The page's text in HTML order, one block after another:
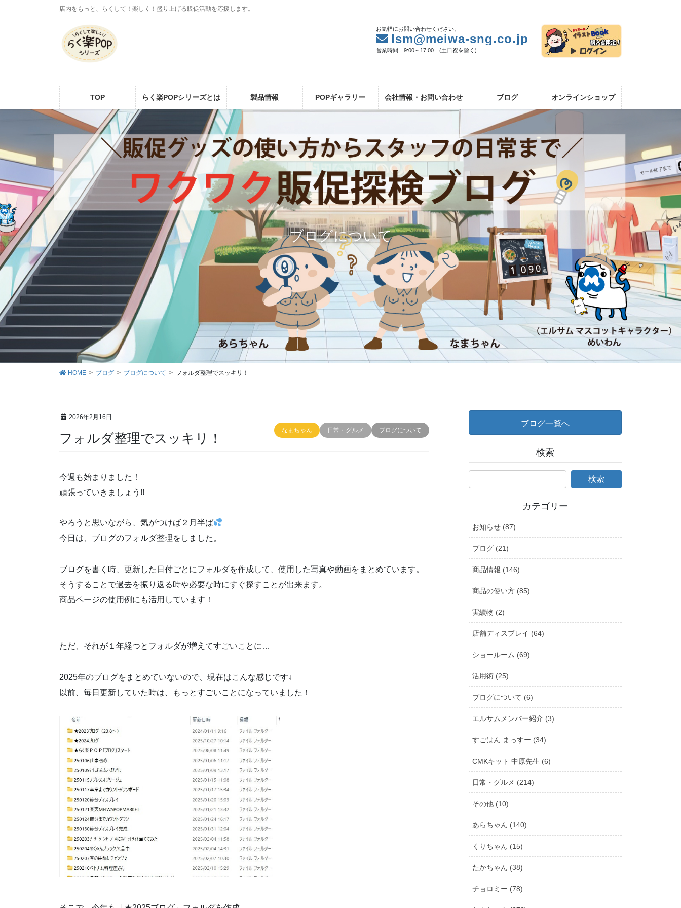
店内をもっと、らくして！楽しく！盛り上げる販促活動を応援します。
お気軽にお問い合わせください。
lsm@meiwa-sng.co.jp
営業時間 9:00～17:00 (土日祝を除く)
TOP らく楽POPシリーズとは 製品情報 POPギャラリー 会社情報・お問い合わせ ブログ オンラインショップ
ブログについて
HOME ブログ ブログについて フォルダ整理でスッキリ！
2026年2月16日
ブログについて
日常・グルメ
なまちゃん
フォルダ整理でスッキリ！
今週も始まりました！
頑張っていきましょう!!
やろうと思いながら、気がつけば２月半ば
今日は、ブログのフォルダ整理をしました。
ブログを書く時、更新した日付ごとにフォルダを作成して、使用した写真や動画をまとめています。
そうすることで過去を振り返る時や必要な時にすぐ探すことが出来ます。
商品ページの使用例にも活用しています！
ただ、それが１年経つとフォルダが増えてすごいことに…
2025年のブログをまとめていないので、現在はこんな感じです↓
以前、毎日更新していた時は、もっとすごいことになっていました！
ブログ一覧へ
検索
カテゴリー
お知らせ (87)
ブログ (21)
商品情報 (146)
商品の使い方 (85)
実績物 (2)
店舗ディスプレイ (64)
ショールーム (69)
活用術 (25)
ブログについて (6)
エルサムメンバー紹介 (3)
すごはん まっすー (34)
CMKキット 中原先生 (6)
日常・グルメ (214)
その他 (10)
あらちゃん (140)
くりちゃん (15)
たかちゃん (38)
チョロミー (78)